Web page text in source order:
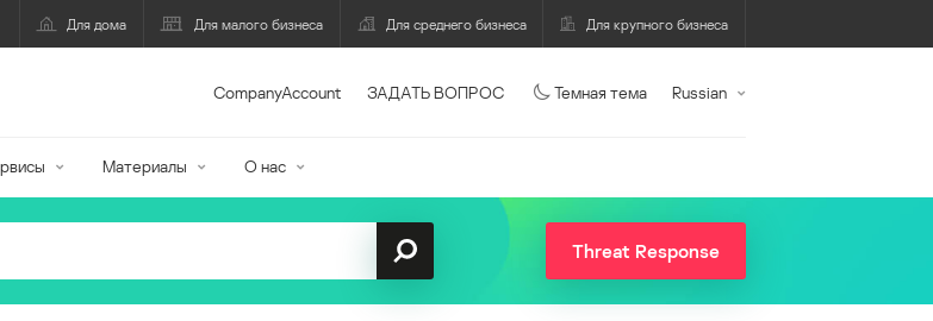
Для дома Для малого бизнеса Для среднего бизнеса Для крупного бизнеса
CompanyAccount ЗАДАТЬ ВОПРОС Темная тема Russian
Материалы О нас
Threat Response